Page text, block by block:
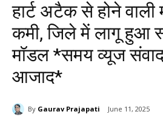
हार्ट अटैक से होने वाली
कमी, जिले में लागू हुआ
मॉडल *समय व्यूज
आजाद*
By Gaurav Prajapati June 11, 2025